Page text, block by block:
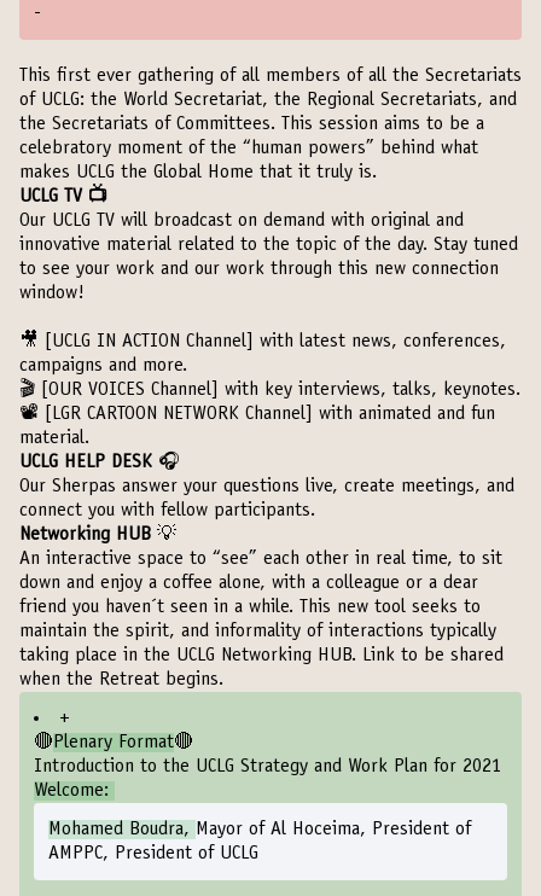
-
This first ever gathering of all members of all the Secretariats
of UCLG: the World Secretariat, the Regional Secretariats, and
the Secretariats of Committees. This session aims to be a
celebratory moment of the “human powers” behind what
makes UCLG the Global Home that it truly is.
UCLG TV 📺
Our UCLG TV will broadcast on demand with original and
innovative material related to the topic of the day. Stay tuned
to see your work and our work through this new connection
window!
🎥 [UCLG IN ACTION Channel]
with latest news, conferences,
campaigns and more.
🎬
[OUR VOICES Channel]
with key interviews, talks, keynotes.
📽️
[LGR CARTOON NETWORK Channel]
with animated and fun
material.
UCLG HELP DESK 🎧
Our Sherpas answer your questions live, create meetings, and
connect you with fellow participants.
Networking HUB 💡
An interactive space to “see” each other in real time, to sit
down and enjoy a coffee alone, with a colleague or a dear
friend you haven´t seen in a while. This new tool seeks to
maintain the spirit, and informality of interactions typically
taking place in the UCLG Networking HUB. Link to be shared
when the Retreat begins.
+
🔴 Plenary Format🔴
Introduction to the UCLG Strategy and Work Plan for 2021
Welcome:
Mohamed Boudra, Mayor of Al Hoceima, President of
AMPPC, President of UCLG